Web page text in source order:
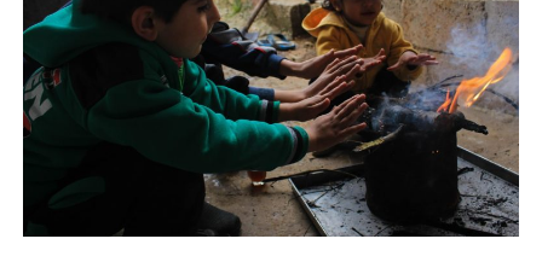
CINÉMA
LITTÉRATURE
ÉCONOMIE
SPORT
MÉDIAS
SANTÉ
instagram
emailemail-
form